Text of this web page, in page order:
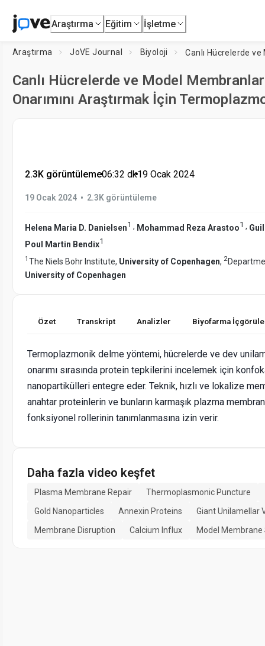
Araştırma Eğitim İşletme
Araştırma JoVE Journal Biyoloji
Canlı Hücrelerde ve Model
Onarımını Araştırmak İçin
2.3K görüntüleme•06:32 dk•19 Ocak 2024
19 Ocak 2024 • 2.3K görüntüleme
Helena Maria D. Danielsen1 , Mohammad Reza Arastoo1 ,
Poul Martin Bendix1
1 The Niels Bohr Institute, University of Copenhagen, 2
University of Copenhagen
Özet Transkript Analizler Biyofarma
Termoplazmonik delme yöntemi, hücrelerde ve dev
onarımı sırasında protein tepkilerini incelemek için
nanopartikülleri entegre eder. Teknik, hızlı ve lokalize
anahtar proteinlerin ve bunların karmaşık plazma
fonksiyonel rollerinin tanımlanmasına izin verir.
Daha fazla video keşfet
Plasma Membrane Repair
Thermoplasmonic Puncture
Gold Nanoparticles
Annexin Proteins
Giant Unilamellar
Membrane Disruption
Calcium Influx Model